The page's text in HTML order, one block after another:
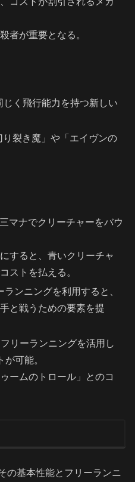
者が重要となる。
じく飛行能力を持つ新しい
り裂き魔」や「エイヴンの
三マナでクリーチャーをバウ
すると、青いクリーチャ
ストを払える。
ランニングを利用すると、
と戦うための要素を提
フリーランニングを活用し
可能。
ームのトロール」とのコ
の基本性能とフリーランニ